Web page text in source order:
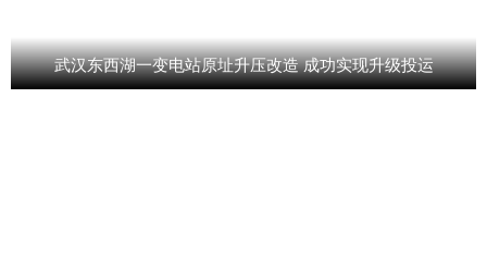
武汉东西湖一变电站原址升压改造 成功实现升级投运